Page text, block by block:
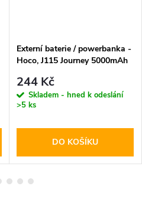
Externí baterie / powerbanka -
Hoco, J115 Journey 5000mAh
244 Kč
Skladem - hned k odeslání
>5 ks
DO KOŠÍKU